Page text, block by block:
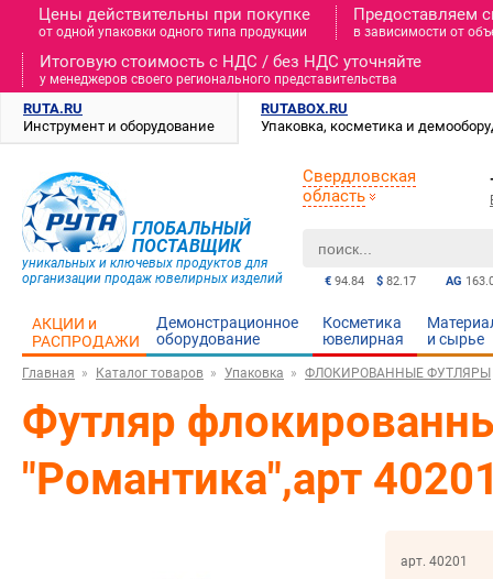
Цены действительны при покупке
от одной упаковки одного типа продукции
Предоставляем
в зависимости от
Итоговую стоимость c НДС / без НДС уточняйте
у менеджеров своего регионального представительства
RUTA.RU
Инструмент и оборудование
RUTABOX.RU
Упаковка, косметика и
ГЛОБАЛЬНЫЙ
ПОСТАВЩИК
уникальных и ключевых продуктов для
организации продаж ювелирных изделий
AG
€ 94.84 $ 82.17
Свердловская
область
АКЦИИ и
РАСПРОДАЖИ
Демонстрационное
оборудование
Косметика
ювелирная
и cырье
Главная Каталог товаров Упаковка ФЛОКИРОВАННЫЕ ФУТЛЯРЫ
Футляр
"Романтика",арт
арт. 40201